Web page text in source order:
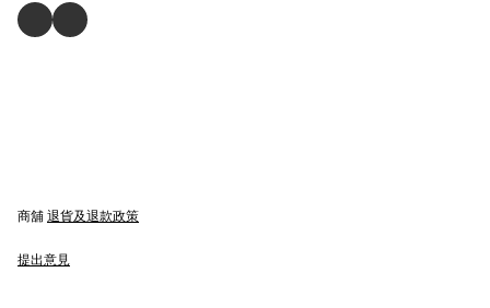
商舖 退貨及退款政策
提出意見